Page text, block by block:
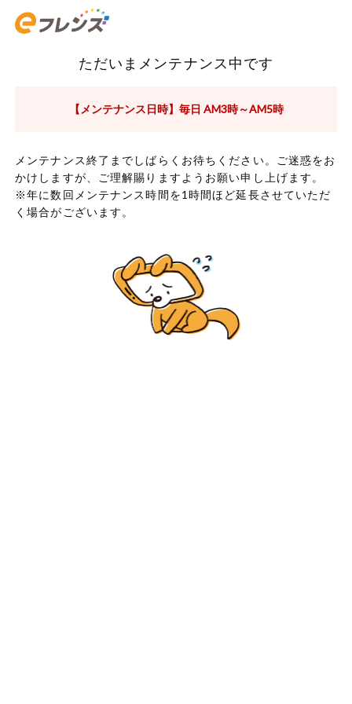
ただいまメンテナンス中です
【メンテナンス日時】毎日 AM3時～AM5時
メンテナンス終了までしばらくお待ちください。ご迷惑をお
かけしますが、ご理解賜りますようお願い申し上げます。
※年に数回メンテナンス時間を1時間ほど延長させていただ
く場合がございます。